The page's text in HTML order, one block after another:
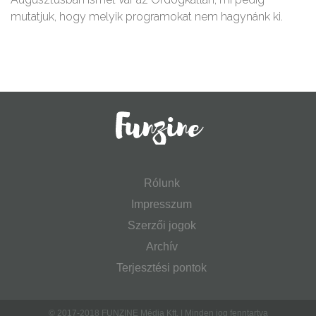
mutatjuk, hogy melyik programokat nem hagynánk ki.
Rólunk
Impresszum
Szerzői jogok
Archív
Terjesztési pontok
© 2017-2018 FUNZINE Média Kft. | Minden jog fenntartva